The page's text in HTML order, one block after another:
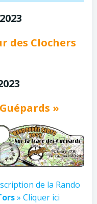
des Clochers
»
de la Rando
» Cliquer ici